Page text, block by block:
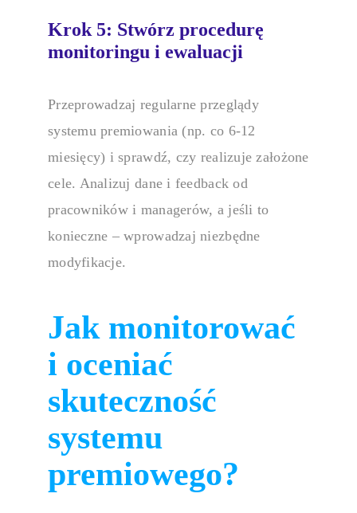
Krok 5: Stwórz procedurę
monitoringu i ewaluacji
Przeprowadzaj regularne przeglądy
systemu premiowania (np. co 6-12
miesięcy) i sprawdź, czy realizuje założone
cele. Analizuj dane i feedback od
pracowników i managerów, a jeśli to
konieczne – wprowadzaj niezbędne
modyfikacje.
Jak monitorować
i oceniać
skuteczność
systemu
premiowego?